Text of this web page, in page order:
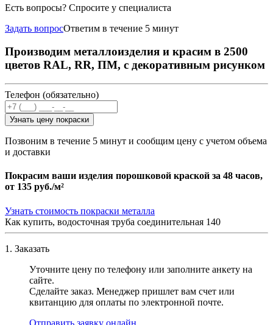
Есть вопросы? Спросите у специалиста
Задать вопросОтветим в течение 5 минут
Производим металлоизделия и красим в 2500
цветов RAL, RR, ПМ, с декоративным рисунком
Телефон (обязательно)
Узнать цену покраски
Позвоним в течение 5 минут и сообщим цену с учетом объема
и доставки
Покрасим ваши изделия порошковой краской за 48 часов,
от 135 руб./м²
Узнать стоимость покраски металла
Как купить, водосточная труба соединительная 140
1. Заказать
Уточните цену по телефону или заполните анкету на
сайте.
Сделайте заказ. Менеджер пришлет вам счет или
квитанцию для оплаты по электронной почте.
Отправить заявку онлайн